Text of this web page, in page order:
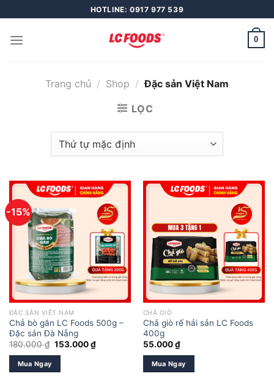
to
content
HOTLINE: 0917 977 539
0
Trang chủ / Shop / Đặc sản Việt Nam
LỌC
-15%
ĐẶC SẢN VIỆT NAM
Chả bò gân LC Foods 500g –
Đặc sản Đà Nẵng
180.000₫ Giá
153.000₫Giá
hiện
Mua Ngay
CHẢ GIÒ
Chả giò rế hải sản LC Foods
400g
55.000₫
Mua Ngay